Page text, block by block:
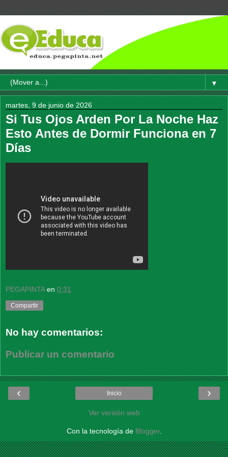
▼
martes, 9 de junio de 2026
Si Tus Ojos Arden Por La Noche Haz
Esto Antes de Dormir Funciona en 7
Días
PEGAPINTA en 0:31
Compartir
No hay comentarios:
Publicar un comentario
‹ ›
Inicio
Ver versión web
Con la tecnología de Blogger.